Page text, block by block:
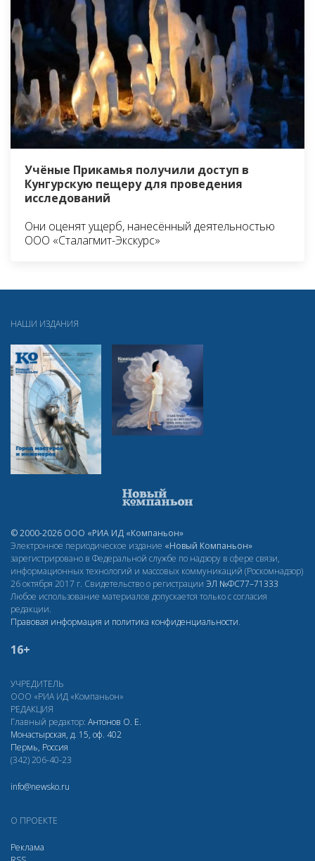
Учёные Прикамья получили доступ в
Кунгурскую пещеру для проведения
исследований
Они оценят ущерб, нанесённый деятельностью
ООО «Сталагмит-Экскурс»
НАШИ ИЗДАНИЯ
© 2000-2026 ООО «РИА ИД «Компаньон»
Электронное периодическое издание «Новый Компаньон»
зарегистрировано в Федеральной службе по надзору в сфере связи,
информационных технологий и массовых коммуникаций (Роскомнадзор)
26 октября 2017 г. Свидетельство о регистрации ЭЛ №ФС77–71333
Любое использование материалов допускается только с согласия
редакции.
Правовая информация и политика конфиденциальности.
16+
УЧРЕДИТЕЛЬ
ООО «РИА ИД «Компаньон»
РЕДАКЦИЯ
Главный редактор: Антонов О. Е.
Монастырская, д. 15, оф. 402
Пермь, Россия
(342) 206-40-23
info@newsko.ru
О ПРОЕКТЕ
Реклама